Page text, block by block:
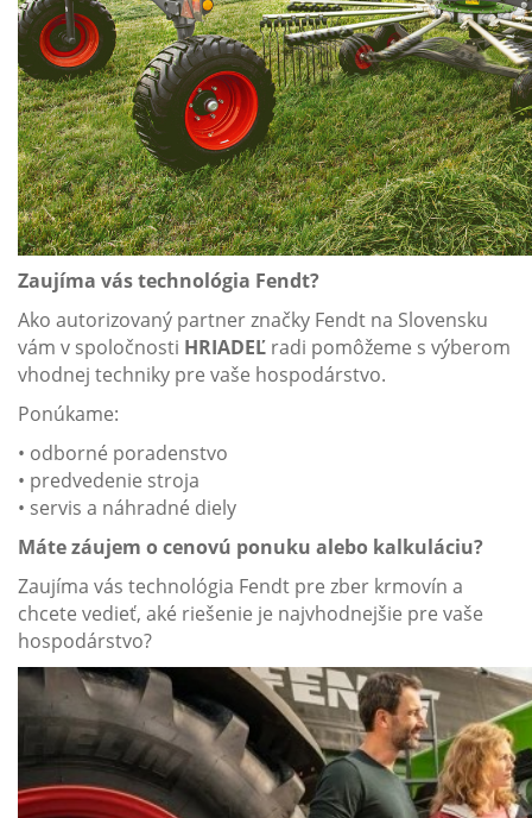
Zaujíma vás technológia Fendt?
Ako autorizovaný partner značky Fendt na Slovensku
vám v spoločnosti HRIADEĽ radi pomôžeme s výberom
vhodnej techniky pre vaše hospodárstvo.
Ponúkame:
• odborné poradenstvo
• predvedenie stroja
• servis a náhradné diely
Máte záujem o cenovú ponuku alebo kalkuláciu?
Zaujíma vás technológia Fendt pre zber krmovín a
chcete vedieť, aké riešenie je najvhodnejšie pre vaše
hospodárstvo?